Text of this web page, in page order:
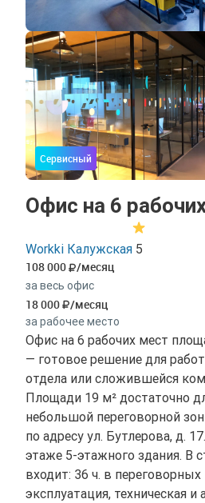
Сервисный
Офис на 6
Workki Калужская 5
108 000 /месяц
за весь офис
18 000 /месяц
за рабочее место
Офис на 6 рабочих мест
— готовое решение для
отдела или сложившейся
Площади 19 м² достаточно
небольшой переговорной
по адресу ул. Бутлерова, д.
этаже 5-этажного здания. В
входит: 36 ч. в
эксплуатация, техническая